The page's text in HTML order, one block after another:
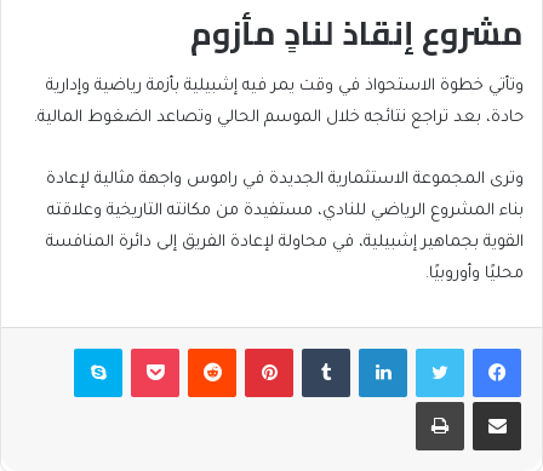
مشروع إنقاذ لنادٍ مأزوم
وتأتي خطوة الاستحواذ في وقت يمر فيه إشبيلية بأزمة رياضية وإدارية
حادة، بعد تراجع نتائجه خلال الموسم الحالي وتصاعد الضغوط المالية.
وترى المجموعة الاستثمارية الجديدة في راموس واجهة مثالية لإعادة
بناء المشروع الرياضي للنادي، مستفيدة من مكانته التاريخية وعلاقته
القوية بجماهير إشبيلية، في محاولة لإعادة الفريق إلى دائرة المنافسة
محليًا وأوروبيًا.
فيسبوكتويتر لينكدإن بينتيريست بوكيت سكايب
مشاركة عبر البريد طباعة